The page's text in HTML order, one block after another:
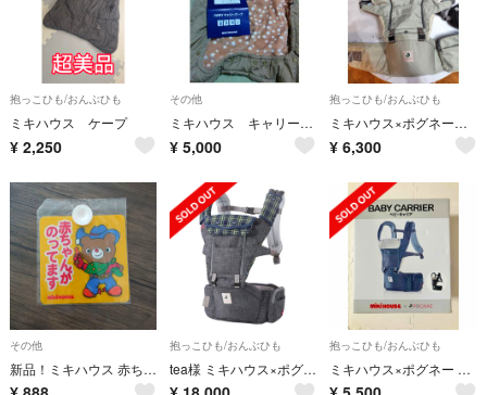
抱っこひも/おんぶひも
ミキハウス ケープ
¥ 2,250
その他
ミキハウス キャリーケープ
¥ 5,000
抱っこひも/おんぶひも
ミキハウス×ポグネー ベビーキャリア
¥ 6,300
その他
新品！ミキハウス 赤ちゃんがのってます 吸盤 車用品 くまのイラスト
抱っこひも/おんぶひも
tea様 ミキハウス×ポグネー ベビーキャリア 紺
抱っこひも/おんぶひも
ミキハウス×ポグネー ベビーキャリア インディゴブルー